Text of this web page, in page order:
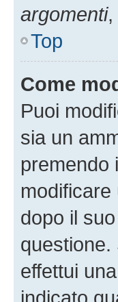
argomenti,
Top
Come
Puoi
sia un
premendo
dopo il
questione.
effettui